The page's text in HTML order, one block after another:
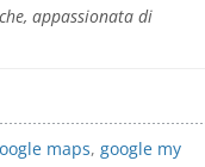
due
confronto
appassionata di
maps, google my